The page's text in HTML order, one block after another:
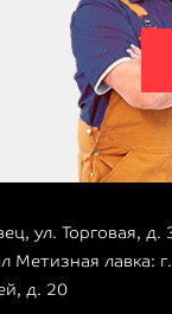
ул. Торговая, д.
Метизная лавка:
д. 20